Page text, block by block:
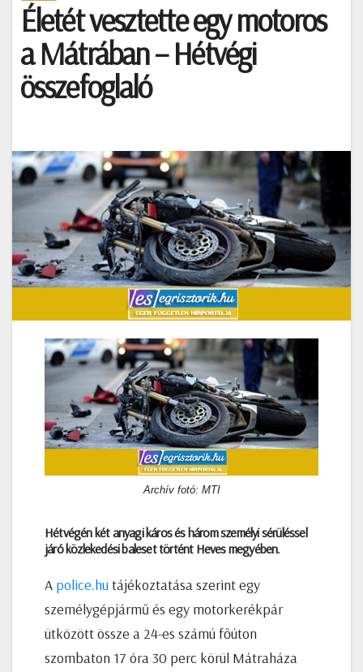
Életét vesztette egy motoros
a Mátrában – Hétvégi
összefoglaló
Archív fotó: MTI
Hétvégén két anyagi káros és három személyi sérüléssel
járó közlekedési baleset történt Heves megyében.
A police.hutájékoztatása szerint egy
személygépjármű és egy motorkerékpár
ütközött össze a 24-es számú főúton
szombaton 17 óra 30 perc körül Mátraháza